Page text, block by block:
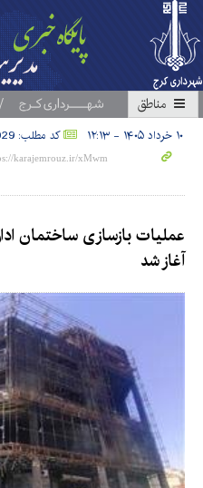
مناطق
۱۰ خرداد ۱۴۰۵ - ۱۲:۱۳ کد مطلب: 90029
آغاز شد